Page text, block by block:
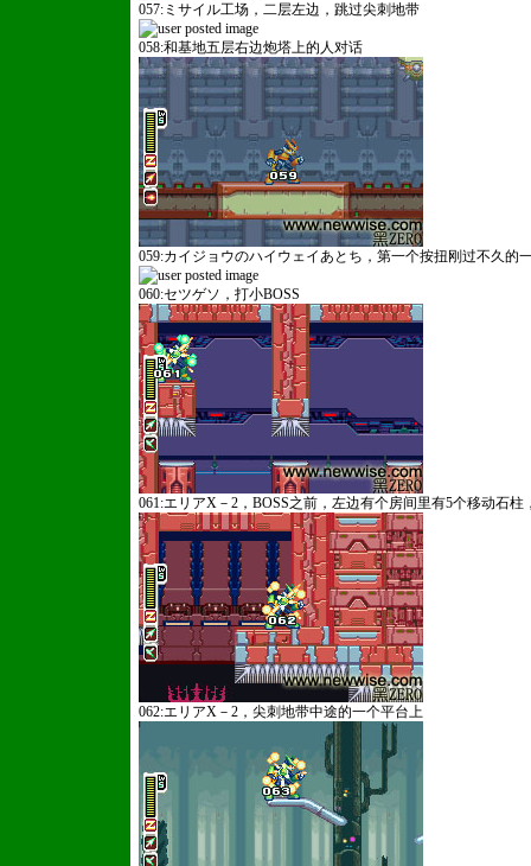
057:ミサイル工场，二层左边，跳过尖刺地带
058:和基地五层右边炮塔上的人对话
059:カイジョウのハイウェイあとち，第一个按扭刚过不久的
060:セツゲソ，打小BOSS
061:エリアX－2，BOSS之前，左边有个房间里有5个移动石柱
062:エリアX－2，尖刺地带中途的一个平台上